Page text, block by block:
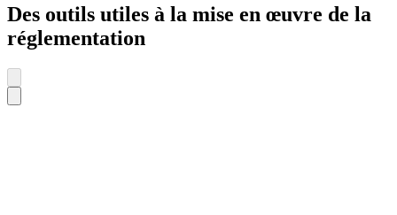
Des outils utiles à la mise en œuvre de la
réglementation